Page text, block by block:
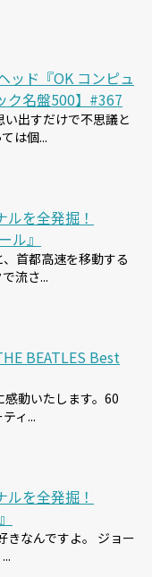
ッド『OK コンピュ
ク名盤500】#367
出すだけで不思議と
は個...
を全発掘！
ル』
首都高速を移動する
流さ...
BEATLES Best
動いたします。60
ィ...
を全発掘！
きなんですよ。 ジョー